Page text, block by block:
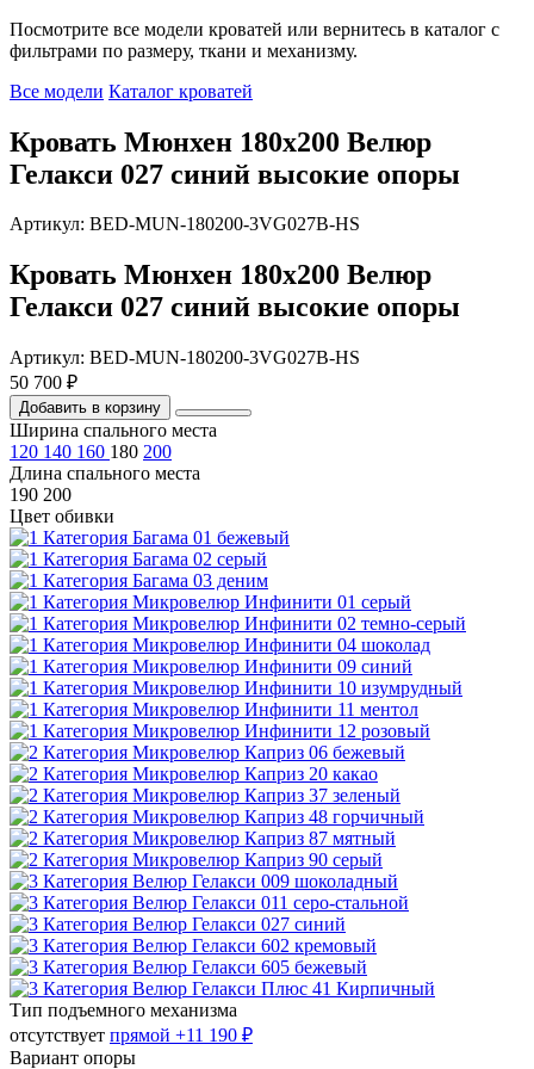
Посмотрите все модели кроватей или вернитесь в каталог с
фильтрами по размеру, ткани и механизму.
Все модели Каталог кроватей
Кровать Мюнхен 180х200 Велюр
Гелакси 027 синий высокие опоры
Артикул: BED-MUN-180200-3VG027B-HS
Кровать Мюнхен 180х200 Велюр
Гелакси 027 синий высокие опоры
Артикул: BED-MUN-180200-3VG027B-HS
50 700 ₽
Добавить в корзину
Ширина спального места
120 140 160 180 200
Длина спального места
190 200
Цвет обивки
Тип подъемного механизма
отсутствует прямой +11 190 ₽
Вариант опоры